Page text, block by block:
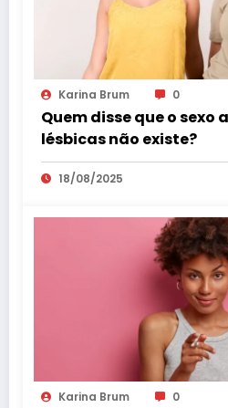
Karina Brum 0
Quem disse que o sexo
lésbicas não existe?
18/08/2025
Karina Brum 0